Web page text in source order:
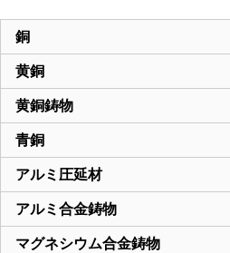
銅
黄銅
黄銅鋳物
青銅
アルミ圧延材
アルミ合金鋳物
マグネシウム合金鋳物